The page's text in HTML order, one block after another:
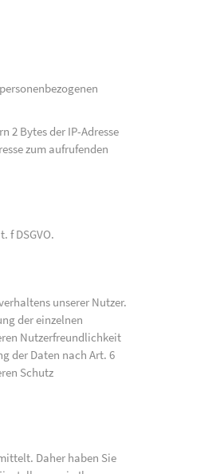
2 Bytes der IP-Adresse
zum aufrufenden
f DSGVO.
unserer Nutzer.
der einzelnen
Nutzerfreundlichkeit
der Daten nach Art. 6
Schutz
Daher haben Sie